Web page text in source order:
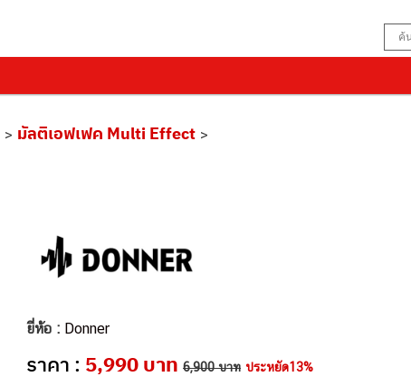
> มัลติเอฟเฟค Multi Effect >
ยี่ห้อ : Donner
ราคา : 5,990 บาท 6,900 บาท ประหยัด13%